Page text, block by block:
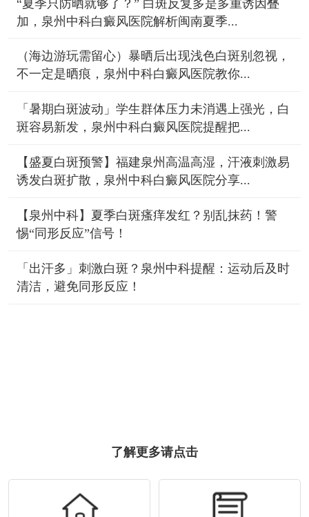
“夏季只防晒就够了？” 白斑反复多是多重诱因叠
加，泉州中科白癜风医院解析闽南夏季...
（海边游玩需留心）暴晒后出现浅色白斑别忽视，
不一定是晒痕，泉州中科白癜风医院教你...
「暑期白斑波动」学生群体压力未消遇上强光，白
斑容易新发，泉州中科白癜风医院提醒把...
【盛夏白斑预警】福建泉州高温高湿，汗液刺激易
诱发白斑扩散，泉州中科白癜风医院分享...
【泉州中科】夏季白斑瘙痒发红？别乱抹药！警
惕“同形反应”信号！
「出汗多」刺激白斑？泉州中科提醒：运动后及时
清洁，避免同形反应！
了解更多请点击